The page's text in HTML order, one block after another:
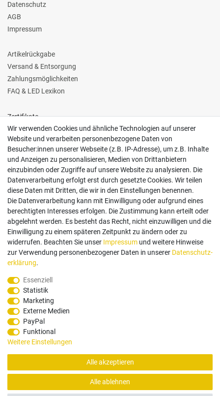
Datenschutz
AGB
Impressum
Artikelrückgabe
Versand & Entsorgung
Zahlungsmöglichkeiten
FAQ & LED Lexikon
Zertifikate
Zahlungsarten
Paypal
Versand Dienstleister
© Copyright 2026 Santec Systems AG
Wir verwenden Cookies und ähnliche Technologien auf unserer
Website und verarbeiten personenbezogene Daten von
Besucher:innen unserer Webseite (z.B. IP-Adresse), um z.B. Inhalte
und Anzeigen zu personalisieren, Medien von Drittanbietern
einzubinden oder Zugriffe auf unsere Website zu analysieren. Die
Datenverarbeitung erfolgt erst durch gesetzte Cookies. Wir teilen
diese Daten mit Dritten, die wir in den Einstellungen benennen.
Die Datenverarbeitung kann mit Einwilligung oder aufgrund eines
berechtigten Interesses erfolgen. Die Zustimmung kann erteilt oder
abgelehnt werden. Es besteht das Recht, nicht einzuwilligen und die
Einwilligung zu einem späteren Zeitpunkt zu ändern oder zu
widerrufen. Beachten Sie unser Impressum und weitere Hinweise
zur Verwendung personenbezogener Daten in unserer Daten­schutz­
erklärung.
Essenziell
Statistik
Marketing
Externe Medien
PayPal
Funktional
Weitere Einstellungen
Alle akzeptieren
Alle ablehnen